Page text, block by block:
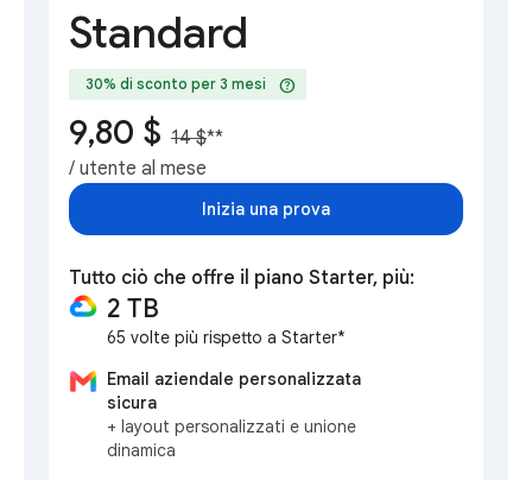
Standard
30% di sconto per 3 mesi help
9,80 $ 14 $**
/ utente al mese
Inizia una prova
Tutto ciò che offre il piano Starter, più:
2 TB
65 volte più rispetto a Starter*
Email aziendale personalizzata
sicura
+ layout personalizzati e unione
dinamica